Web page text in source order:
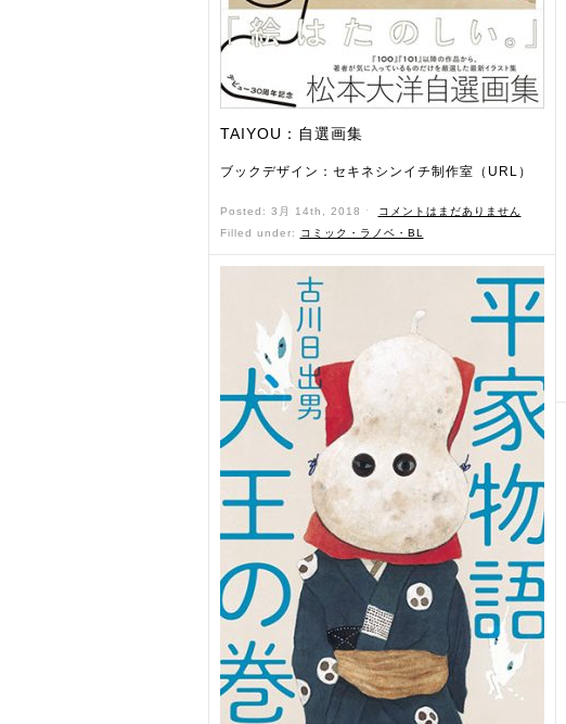
TAIYOU：自選画集
ブックデザイン：セキネシンイチ制作室（URL）
Posted: 3月 14th, 2018 ˑ
コメントはまだありません
Filled under:
コミック・ラノベ・BL